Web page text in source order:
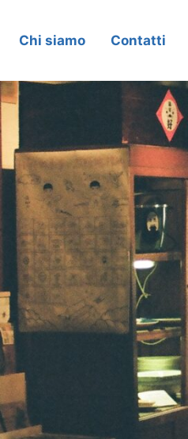
Chi siamo Contatti